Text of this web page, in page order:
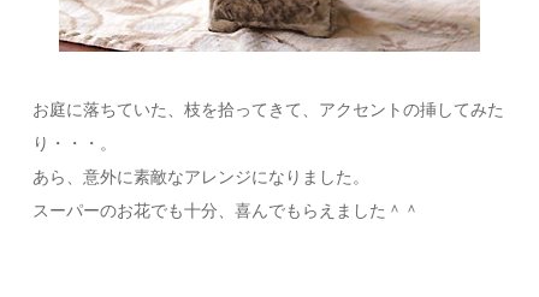
お庭に落ちていた、枝を拾ってきて、アクセントの挿してみた
り・・・。
あら、意外に素敵なアレンジになりました。
スーパーのお花でも十分、喜んでもらえました＾＾